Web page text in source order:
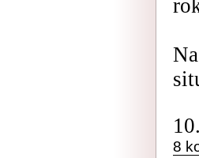
8